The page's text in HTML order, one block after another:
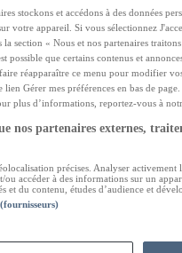
stockons et accédons à des données
votre appareil. Si vous sélectionnez
la section « Nous et nos partenaires
possible que certains contenus et
réapparaître ce menu pour modifier
Gérer mes préférences en bas de
plus d’informations, reportez-vous à
nos partenaires externes,
précises. Analyser activement
accéder à des informations sur un
et du contenu, études d’audience et